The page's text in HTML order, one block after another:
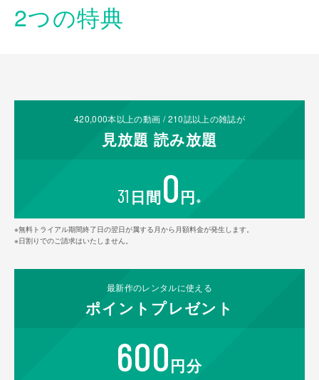
2つの特典
420,000本以上の動画 /210誌以上の雑誌が
見放題 読み放題
31 日間0円 ※
※無料トライアル期間終了日の翌日が属する月から月額料金が発生します。
※日割りでのご請求はいたしません。
最新作のレンタルに使える
ポイント プレゼント
600円分